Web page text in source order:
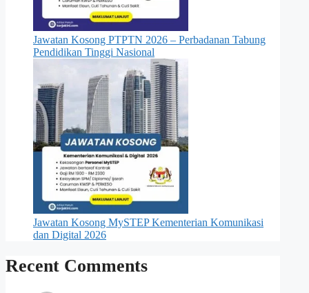
Jawatan Kosong PTPTN 2026 – Perbadanan Tabung
Pendidikan Tinggi Nasional
Jawatan Kosong MySTEP Kementerian Komunikasi
dan Digital 2026
Recent Comments